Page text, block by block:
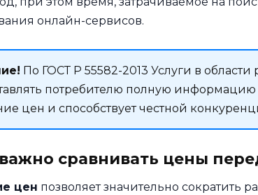
онлайн-сервисов.
По ГОСТ Р 55582-2013 Услуги в
потребителю полную информацию
цен и способствует честной
сравнивать цены
цен позволяет значительно сократить